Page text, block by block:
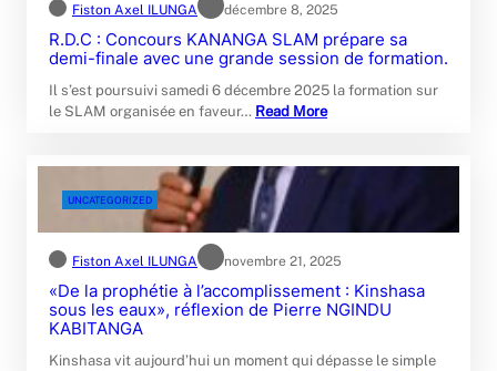
Fiston Axel ILUNGA décembre 8, 2025
R.D.C : Concours KANANGA SLAM prépare sa
demi-finale avec une grande session de formation‎.
Il s’est poursuivi samedi 6 décembre 2025 la formation sur
le SLAM organisée en faveur… Read More
UNCATEGORIZED
Fiston Axel ILUNGA novembre 21, 2025
«De la prophétie à l’accomplissement : Kinshasa
sous les eaux», réflexion de Pierre NGINDU
KABITANGA‎
Kinshasa vit aujourd’hui un moment qui dépasse le simple